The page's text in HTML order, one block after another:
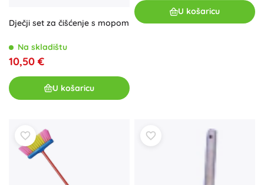
Dječji set za čišćenje s mopom
Na skladištu
10,50 €
U košaricu
U košaricu